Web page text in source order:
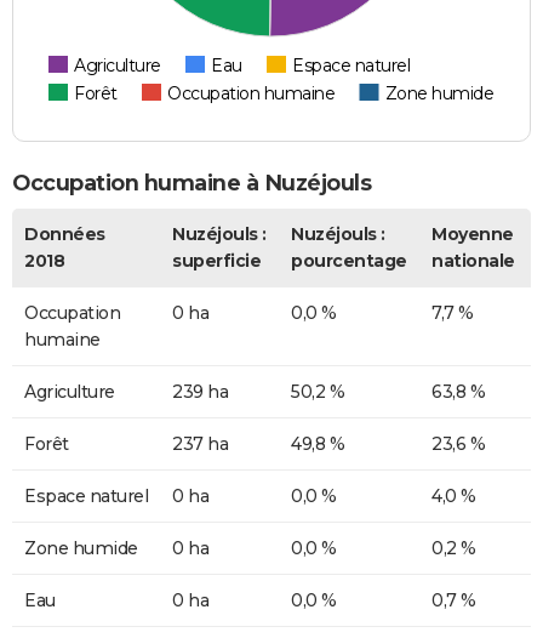
Agriculture Eau
Espace naturel
Forêt
Occupation humaine Zone humide
Occupation humaine à Nuzéjouls
Données
2018
Nuzéjouls :
superficie
Nuzéjouls :
pourcentage
Moyenne
nationale
Occupation
humaine
0 ha 0,0 % 7,7 %
Agriculture 239 ha 50,2 % 63,8 %
Forêt 237 ha 49,8 % 23,6 %
Espace naturel 0 ha 0,0 % 4,0 %
Zone humide 0 ha 0,0 % 0,2 %
Eau 0 ha 0,0 % 0,7 %